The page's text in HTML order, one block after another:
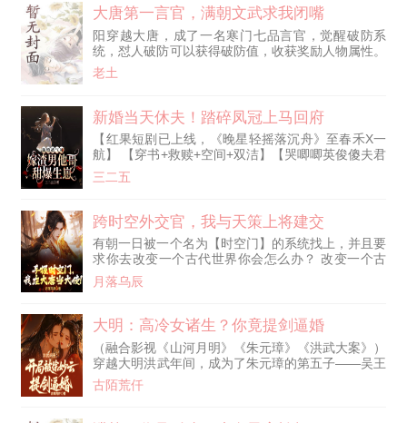
惊艳，瞬间顶上热点榜一，路过的狗都情不自禁想进
来看两眼。 榜单PK，大哥们淡然出手。 工会之争，
大哥们刷到断层榜一！ 一人大战百人团，开播刷到
下播礼物光效满屏！
大唐第一言官，满朝文武求我闭嘴
阳穿越大唐，成了一名寒门七品言官，觉醒破防系
统，怼人破防可以获得破防值，收获奖励人物属性。
正值突厥兵临渭水，以裴寂为首的求和派为保自身利
益，选择议和，向往大唐盛世的江阳岂能忍，当着文
迷。 阵前怼的突厥可汗颉力吐血破防！ 收获大量的
破防值，江阳个人武力值爆表，堪比西楚霸王，上到
权贵世家，下到纨绔子弟，对江阳又恨又怕，打又打
不过，骂又骂不过，偏偏还有李世民
老土
新婚当天休夫！踏碎凤冠上马回府
【红果短剧已上线，《晚星轻摇落沉舟》至春禾X一
航】 【穿书+救赎+空间+双洁】【哭唧唧英俊傻夫君
X霸气女主温馨沙雕日常】 穿书成新婚被渣男气死的
女配，她脱嫁衣踹渣男招傻子为赘婿，人人笑她眼
有人都傻眼了！ 夜里，她揪着傻夫君耳朵冷笑：“乞
丐变王爷无妨，可你若是从傻子变成了正常人，那你
死定了！” 已恢复正常的傻夫君心想，要他这朵高岭
之花每天装憨装傻哭唧唧要亲亲要抱抱，他真的好为
难啊！看来，是时候骗她生个萌宝了……
三二五
跨时空外交官，我与天策上将建交
有朝一日被一个名为【时空门】的系统找上，并且要
求你去改变一个古代世界你会怎么办？ 改变一个古
代世界？ 秦轩不屑的笑了笑，格局小了，这是劳资
进部的机遇啊！ 第一天；找到国家，把自己上交！
三天：华国驻唐大使馆，正式成立！ 第四天：开设
未来古代大贸易，发展古今丝绸之路！ 随着华夏和
大唐建交不管是军事，民生，还是其他方面都给大唐
带来了质的提升，也给天策上将和他的臣子们带来了
无比的震撼。 李世民：“朕，还不知道，仗还能这么
月落乌辰
大明：高冷女诸生？你竟提剑逼婚
（融合影视《山河月明》《朱元璋》《洪武大案》）
穿越大明洪武年间，成为了朱元璋的第五子——吴王
朱橚。 前世猝死在工位上，老天给了他一副皇子的
身子，外加一脑袋六百五十年后的知识。 既然重活
古陌荒仟